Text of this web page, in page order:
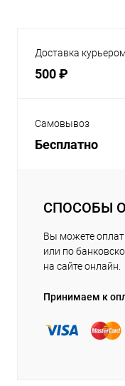
Доставка
500 ₽
Самовывоз
Бесплатно
СПОСОБЫ
Вы можете
или по
на сайте онлайн.
Принимаем к